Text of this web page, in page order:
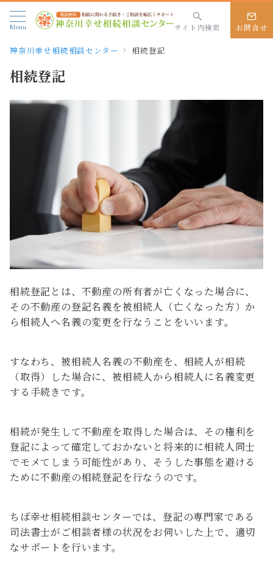
Menu サイト内検索 お問合せ
神奈川幸せ相続相談センター 相続登記
相続登記
相続登記とは、不動産の所有者が亡くなった場合に、
その不動産の登記名義を被相続人（亡くなった方）か
ら相続人へ名義の変更を行なうことをいいます。
すなわち、被相続人名義の不動産を、相続人が相続
（取得）した場合に、被相続人から相続人に名義変更
する手続きです。
相続が発生して不動産を取得した場合は、その権利を
登記によって確定しておかないと将来的に相続人同士
でモメてしまう可能性があり、そうした事態を避ける
ために不動産の相続登記を行なうのです。
ちば幸せ相続相談センターでは、登記の専門家である
司法書士がご相談者様の状況をお伺いした上で、適切
なサポートを行います。